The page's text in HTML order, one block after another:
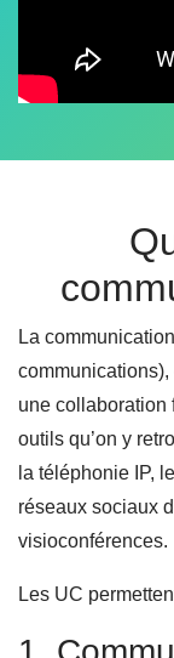
La
communications),
une collaboration
outils qu’on y
la téléphonie IP,
réseaux sociaux
visioconférences.
Les UC